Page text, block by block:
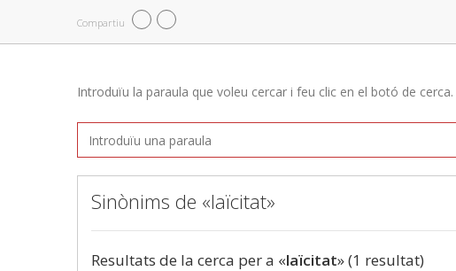
Compartiu
Introduïu la paraula que voleu cercar i feu clic en el botó de cerca.
Sinònims de «laïcitat»
Resultats de la cerca per a «laïcitat» (1 resultat)